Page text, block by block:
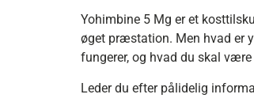
Yohimbine 5 Mg er et
øget præstation. Men hvad er
fungerer, og hvad du skal
Leder du efter pålidelig